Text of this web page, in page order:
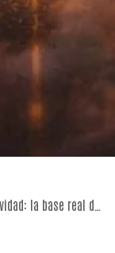
del desarrollo sostenible